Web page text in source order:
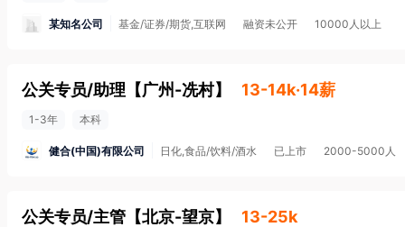
某知名公司 基金/证券/期货,互联网 融资未公开 10000人以上
公关专员/助理 【广州-冼村】 13-14k·14薪
1-3年 本科
健合(中国)有限公司 日化,食品/饮料/酒水 已上市 2000-5000人
公关专员/主管 【北京-望京】 13-25k